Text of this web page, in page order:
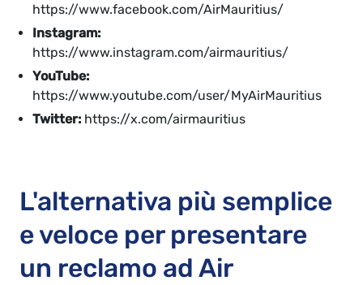
https://www.facebook.com/AirMauritius/
Instagram:
https://www.instagram.com/airmauritius/
YouTube:
https://www.youtube.com/user/MyAirMauritius
Twitter: https://x.com/airmauritius
L'alternativa più semplice
e veloce per presentare
un reclamo ad Air